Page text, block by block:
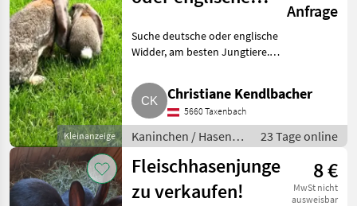
Kleinanzeige
Anfrage
Suche deutsche oder englische
Widder, am besten Jungtiere.
Kontakt. Kaninchen / Hasen
JungkaninchenChristiane Kendlbacher
5660 Taxenbach
Kaninchen / Hasen /
Jungkaninchen
23 Tage online
Fleischhasenjunge
zu verkaufen!
8 €
MwSt nicht
ausweisbar